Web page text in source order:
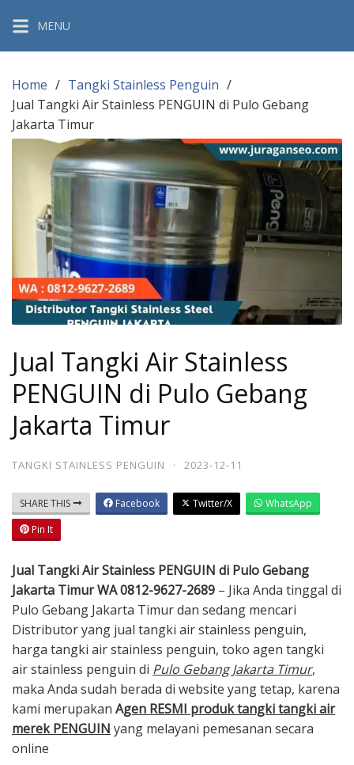
content
MENU
Home
Tangki Stainless Penguin
Jual Tangki Air Stainless PENGUIN di Pulo Gebang
Jakarta Timur
Jual Tangki Air Stainless
PENGUIN di Pulo Gebang
Jakarta Timur
TANGKI STAINLESS PENGUIN · 2023-12-11
SHARE THIS Facebook Twitter/X
WhatsApp
Pin It
Jual Tangki Air Stainless PENGUIN di Pulo Gebang
Jakarta Timur WA 0812-9627-2689 – Jika Anda tinggal di
Pulo Gebang Jakarta Timur dan sedang mencari
Distributor yang jual tangki air stainless penguin,
harga tangki air stainless penguin, toko agen tangki
air stainless penguin di Pulo Gebang Jakarta Timur,
maka Anda sudah berada di website yang tetap, karena
kami merupakan Agen RESMI produk tangki tangki air
merek PENGUIN yang melayani pemesanan secara
online